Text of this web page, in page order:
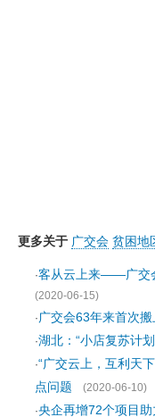
更多关于 广交会 贫困地
·客从云上来——广交
(2020-06-15)
· 广交会63年来首次搬
·湖北：“小店复苏计
·“广交云上，互利天
点问题
(2020-06-10)
·央企再增72个项目